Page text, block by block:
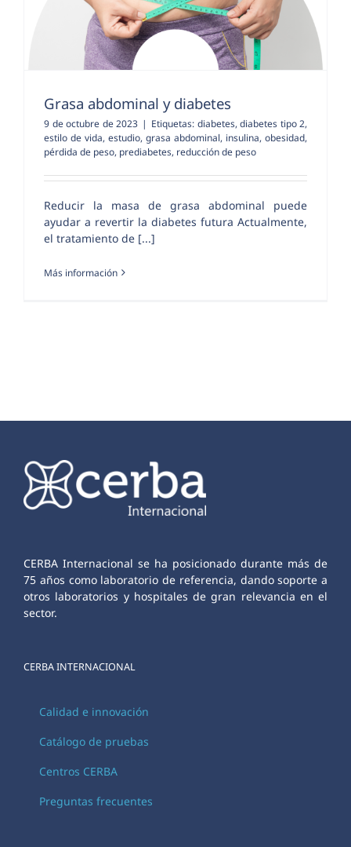
Grasa abdominal y diabetes
9 de octubre de 2023 | Etiquetas: diabetes, diabetes tipo 2,
estilo de vida, estudio, grasa abdominal, insulina, obesidad,
pérdida de peso, prediabetes, reducción de peso
Reducir la masa de grasa abdominal puede
ayudar a revertir la diabetes futura Actualmente,
el tratamiento de [...]
Más información
CERBA Internacional se ha posicionado durante más de
75 años como laboratorio de referencia, dando soporte a
otros laboratorios y hospitales de gran relevancia en el
sector.
CERBA INTERNACIONAL
Calidad e innovación
Catálogo de pruebas
Centros CERBA
Preguntas frecuentes